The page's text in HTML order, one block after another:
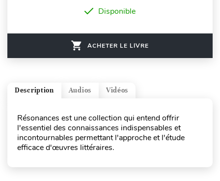
Disponible
ACHETER LE LIVRE
Vidéos
Audios
Description
Résonances est une collection qui entend offrir
l'essentiel des connaissances indispensables et
incontournables permettant l'approche et l'étude
efficace d'œuvres littéraires.